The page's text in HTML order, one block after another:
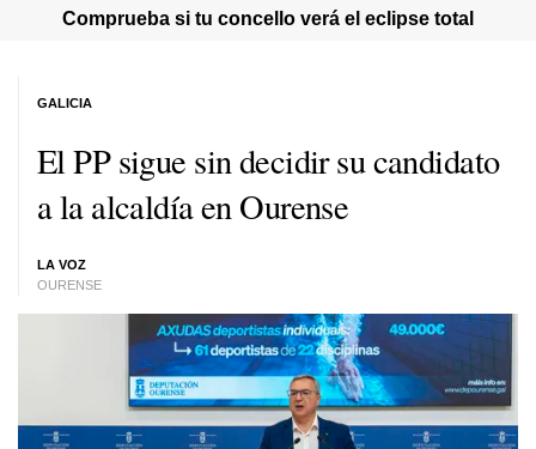
Comprueba si tu concello verá el eclipse total
El PP sigue sin decidir su candidato
a la alcaldía en Ourense
LA VOZ
OURENSE
GALICIA